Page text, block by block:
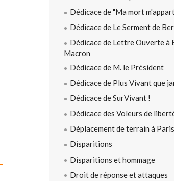
Dédicace de "Ma mort
Dédicace de Le Serment de
Dédicace de Lettre Ouverte
Macron
Dédicace de M. le Président
Dédicace de Plus Vivant que
Dédicace de SurVivant !
Dédicace des Voleurs de
Déplacement de terrain à Paris
Disparitions
Disparitions et hommage
Droit de réponse et attaques